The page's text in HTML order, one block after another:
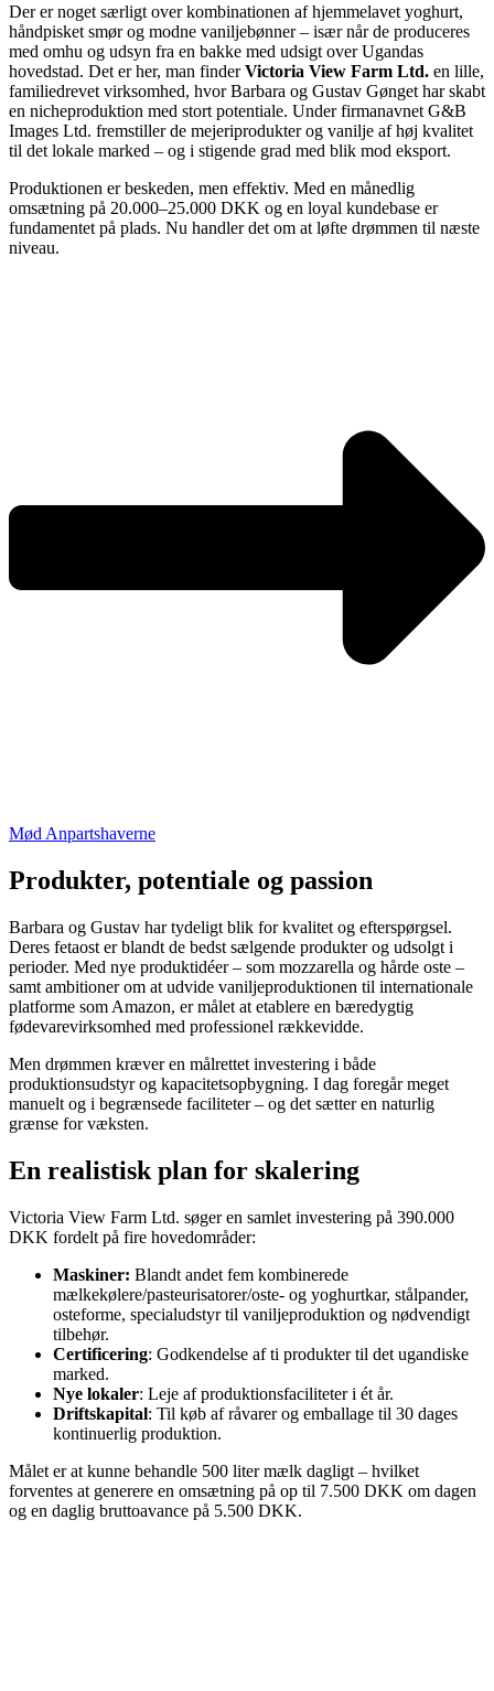
Der er noget særligt over kombinationen af hjemmelavet yoghurt,
håndpisket smør og modne vaniljebønner – især når de produceres
med omhu og udsyn fra en bakke med udsigt over Ugandas
hovedstad. Det er her, man finderVictoria View Farm Ltd. en lille,
familiedrevet virksomhed, hvor Barbara og Gustav Gønget har skabt
en nicheproduktion med stort potentiale. Under firmanavnet G&B
Images Ltd. fremstiller de mejeriprodukter og vanilje af høj kvalitet
til det lokale marked – og i stigende grad med blik mod eksport.
Produktionen er beskeden, men effektiv. Med en månedlig
omsætning på 20.000–25.000 DKK og en loyal kundebase er
fundamentet på plads. Nu handler det om at løfte drømmen til næste
niveau.
Mød Anpartshaverne
Produkter, potentiale og passion
Barbara og Gustav har tydeligt blik for kvalitet og efterspørgsel.
Deres fetaost er blandt de bedst sælgende produkter og udsolgt i
perioder. Med nye produktidéer – som mozzarella og hårde oste –
samt ambitioner om at udvide vaniljeproduktionen til internationale
platforme som Amazon, er målet at etablere en bæredygtig
fødevarevirksomhed med professionel rækkevidde.
Men drømmen kræver en målrettet investering i både
produktionsudstyr og kapacitetsopbygning. I dag foregår meget
manuelt og i begrænsede faciliteter – og det sætter en naturlig
grænse for væksten.
En realistisk plan for skalering
Victoria View Farm Ltd. søger en samlet investering på 390.000
DKK fordelt på fire hovedområder:
Maskiner: Blandt andet fem kombinerede
mælkekølere/pasteurisatorer/oste- og yoghurtkar, stålpander,
osteforme, specialudstyr til vaniljeproduktion og nødvendigt
tilbehør.
Certificering: Godkendelse af ti produkter til det ugandiske
marked.
Nye lokaler: Leje af produktionsfaciliteter i ét år.
Driftskapital: Til køb af råvarer og emballage til 30 dages
kontinuerlig produktion.
Målet er at kunne behandle 500 liter mælk dagligt – hvilket
forventes at generere en omsætning på op til 7.500 DKK om dagen
og en daglig bruttoavance på 5.500 DKK.